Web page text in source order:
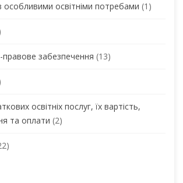
особливими освітніми потребами (1)
забезпечення (13)
освітніх послуг, їх вартість,
та оплати (2)